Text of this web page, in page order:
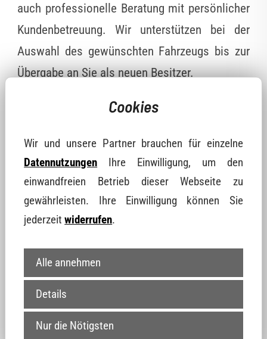
auch professionelle Beratung mit persönlicher
Kundenbetreuung. Wir unterstützen bei der
Auswahl des gewünschten Fahrzeugs bis zur
Übergabe an Sie als neuen Besitzer.
Fahrzeuge in der Region Fürstenwalde/Spree?
Dann sind Sie bei uns in Vetschau also genau
richtig! Neben einer Auswahl an gepflegten
Gebrauchtfahrzeugen sowie auch neuen EU-
Fahrzeugen erhalten Sie bei uns alle Vorteile,
die ein Kauf innerhalb der EU mit sich bringt:
Ob geprüfter Gebrauchtwagen oder EU-
Neuwagen – nennen Sie uns Ihre individuellen
Anforderungen zum Autokauf, damit wir Ihr
Cookies
Wir und unsere Partner brauchen für einzelne
Datennutzungen Ihre Einwilligung, um den
einwandfreien Betrieb dieser Webseite zu
gewährleisten. Ihre Einwilligung können Sie
jederzeitwiderrufen.
Alle annehmen
Details
Nur die Nötigsten